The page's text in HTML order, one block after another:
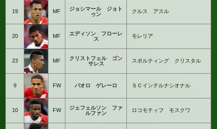
19 MF
ジョシマール ジョト
ゥン
クルス アスル
20 MF
エディソン フローレ
ス
モレリア
23 MF
クリストフェル ゴン
サレス
スポルティング クリスタル
9 FW パオロ ゲレーロ ＳＣインテルナシオナル
10 FW
ジェフェルソン ファ
ルファン
ロコモティフ モスクワ